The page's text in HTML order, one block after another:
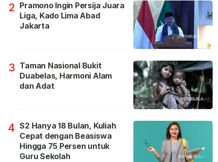
2 Pramono Ingin Persija Juara
Liga, Kado Lima Abad
Jakarta
3 Taman Nasional Bukit
Duabelas, Harmoni Alam
dan Adat
4 S2 Hanya 18 Bulan, Kuliah
Cepat dengan Beasiswa
Hingga 75 Persen untuk
Guru Sekolah